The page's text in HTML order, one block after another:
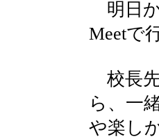
明日
Meetで
校長
ら、一
や楽し